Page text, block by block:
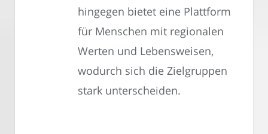
hingegen bietet eine Plattform
für Menschen mit regionalen
Werten und Lebensweisen,
wodurch sich die Zielgruppen
stark unterscheiden.